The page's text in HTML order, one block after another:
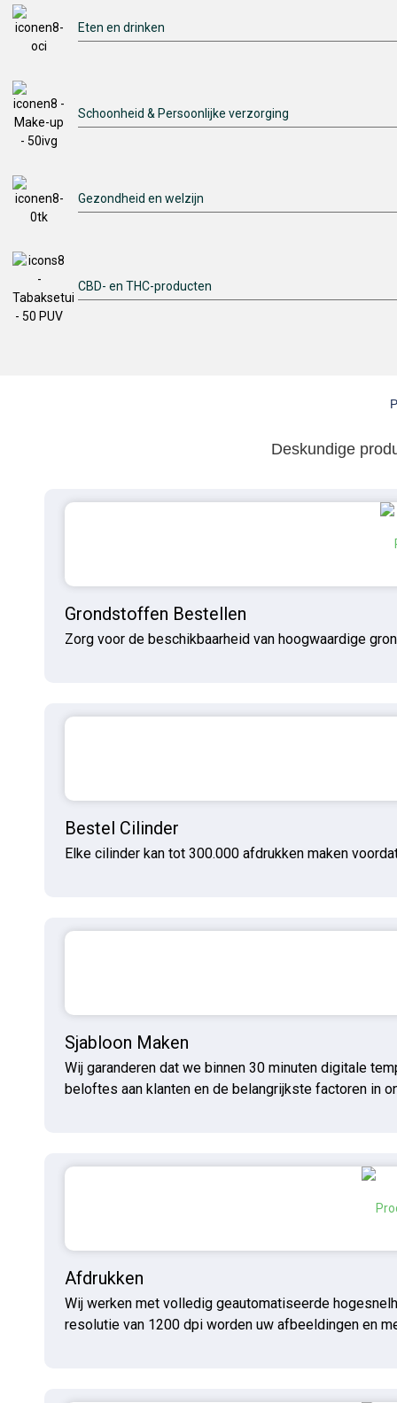
Eten en drinken
Schoonheid & Persoonlijke verzorging
Gezondheid en welzijn
CBD- en THC-producten
Deskundige
Grondstoffen Bestellen
Zorg voor de beschikbaarheid van hoogwaardige
Bestel Cilinder
Elke cilinder kan tot 300.000 afdrukken maken
Sjabloon Maken
Wij garanderen dat we binnen 30 minuten digitale
beloftes aan klanten en de belangrijkste factoren in
Afdrukken
Wij werken met volledig geautomatiseerde
resolutie van 1200 dpi worden uw afbeeldingen en